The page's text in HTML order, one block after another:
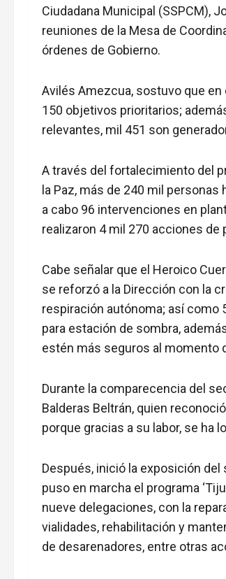
Ciudadana Municipal (SSPCM),
reuniones de la Mesa de
órdenes de Gobierno.
Avilés Amezcua, sostuvo que
150 objetivos prioritarios;
relevantes, mil 451 son
A través del fortalecimiento del
la Paz, más de 240 mil personas
a cabo 96 intervenciones en
realizaron 4 mil 270 acciones de
Cabe señalar que el Heroico
se reforzó a la Dirección con la
respiración autónoma; así
para estación de sombra,
estén más seguros al momento
Durante la comparecencia del
Balderas Beltrán, quien
porque gracias a su labor, se ha
Después, inició la exposición
puso en marcha el programa
nueve delegaciones, con la
vialidades, rehabilitación y
de desarenadores, entre otras